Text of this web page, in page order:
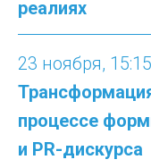
реалиях
23 ноября, 15:15
процессе
и PR-дискурса